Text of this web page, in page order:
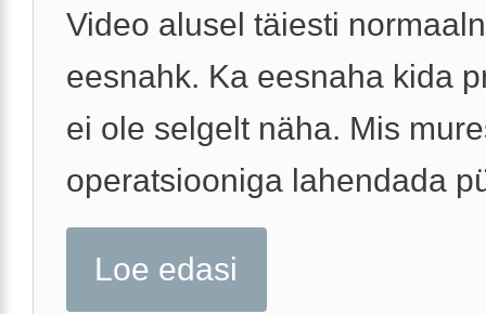
Video alusel täiesti
eesnahk. Ka eesnaha kida
ei ole selgelt näha. Mis
operatsiooniga lahendada
Loe edasi